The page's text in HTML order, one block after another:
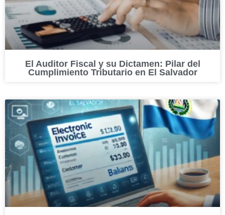
El Auditor Fiscal y su Dictamen: Pilar del
Cumplimiento Tributario en El Salvador